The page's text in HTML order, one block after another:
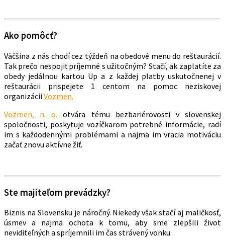
Ako pomôcť?
Väčšina z nás chodí cez týždeň na obedové menu do reštaurácií.
Tak prečo nespojiť príjemné s užitočným? Stačí, ak zaplatíte za
obedy jedálnou kartou Up a z každej platby uskutočnenej v
reštaurácii prispejete 1 centom na pomoc neziskovej
organizáciiVozmen.
Vozmen, n. o. otvára tému bezbariérovosti v slovenskej
spoločnosti, poskytuje vozíčkarom potrebné informácie, radí
im s každodennými problémami a najmä im vracia motiváciu
začať znovu aktívne žiť.
Ste majiteľom prevádzky?
Biznis na Slovensku je náročný. Niekedy však stačí aj maličkosť,
úsmev a najmä ochota k tomu, aby sme zlepšili život
neviditeľných a spríjemnili im čas strávený vonku.